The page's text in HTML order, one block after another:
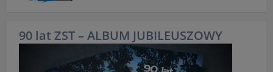
90 lat ZST – ALBUM JUBILEUSZOWY